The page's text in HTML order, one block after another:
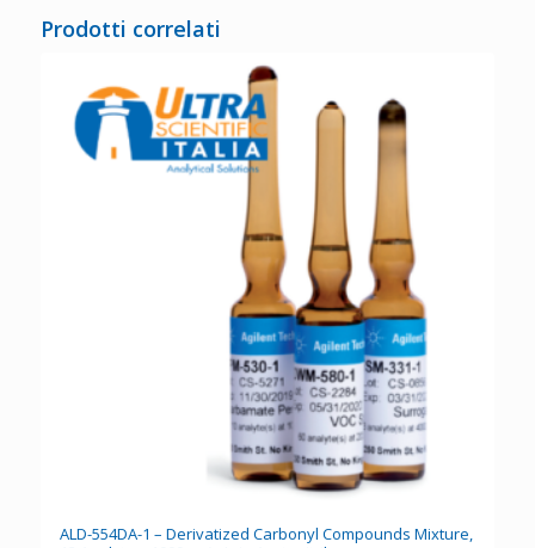
Prodotti correlati
ALD-554DA-1 – Derivatized Carbonyl Compounds Mixture,